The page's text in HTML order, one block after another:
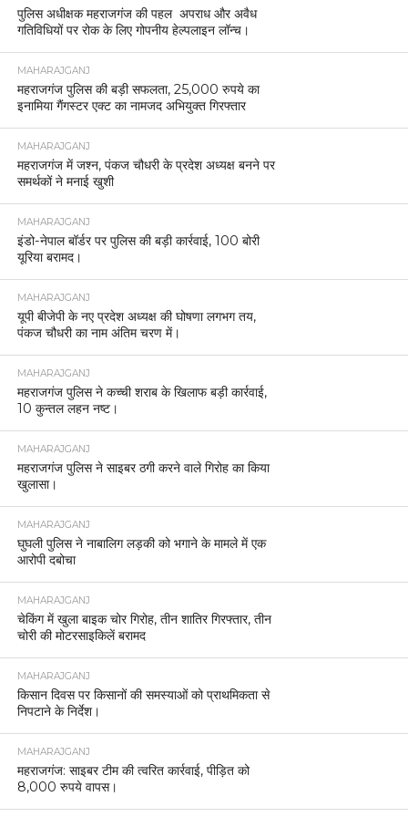
पुलिस अधीक्षक महराजगंज की पहल अपराध और अवैध
गतिविधियों पर रोक के लिए गोपनीय हेल्पलाइन लॉन्च।
MAHARAJGANJ
महराजगंज पुलिस की बड़ी सफलता, 25,000 रुपये का
इनामिया गैंगस्टर एक्ट का नामजद अभियुक्त गिरफ्तार
MAHARAJGANJ
महराजगंज में जश्न, पंकज चौधरी के प्रदेश अध्यक्ष बनने पर
समर्थकों ने मनाई खुशी
MAHARAJGANJ
इंडो-नेपाल बॉर्डर पर पुलिस की बड़ी कार्रवाई, 100 बोरी
यूरिया बरामद।
MAHARAJGANJ
यूपी बीजेपी के नए प्रदेश अध्यक्ष की घोषणा लगभग तय,
पंकज चौधरी का नाम अंतिम चरण में।
MAHARAJGANJ
महराजगंज पुलिस ने कच्ची शराब के खिलाफ बड़ी कार्रवाई,
10 कुन्तल लहन नष्ट।
MAHARAJGANJ
महराजगंज पुलिस ने साइबर ठगी करने वाले गिरोह का किया
खुलासा।
MAHARAJGANJ
घुघली पुलिस ने नाबालिग लड़की को भगाने के मामले में एक
आरोपी दबोचा
MAHARAJGANJ
चेकिंग में खुला बाइक चोर गिरोह, तीन शातिर गिरफ्तार, तीन
चोरी की मोटरसाइकिलें बरामद
MAHARAJGANJ
किसान दिवस पर किसानों की समस्याओं को प्राथमिकता से
निपटाने के निर्देश।
MAHARAJGANJ
महराजगंज: साइबर टीम की त्वरित कार्रवाई, पीड़ित को
8,000 रुपये वापस।